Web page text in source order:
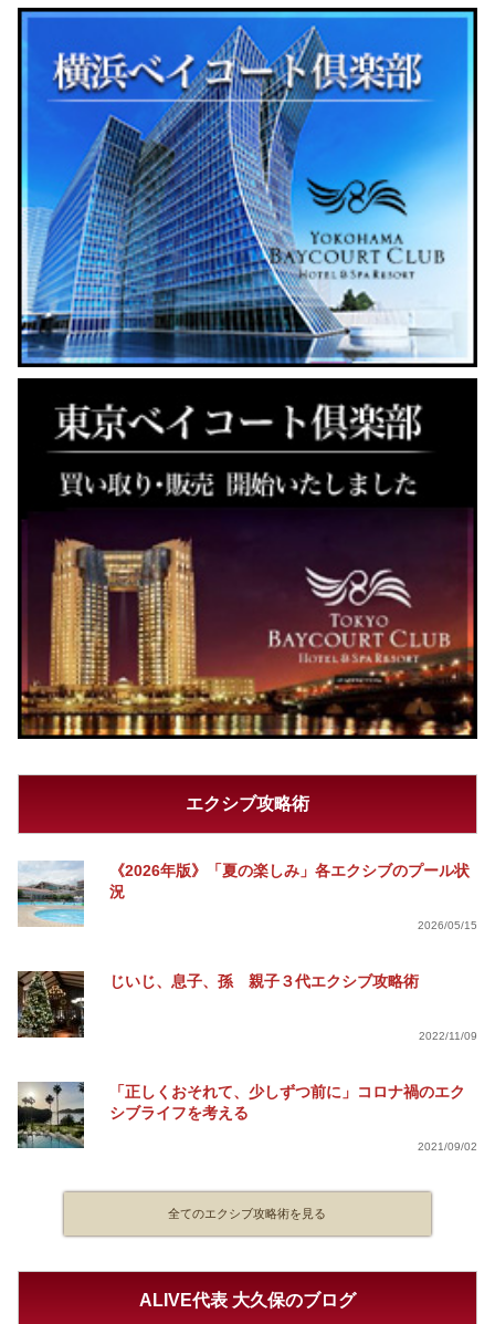
エクシブ攻略術
《2026年版》「夏の楽しみ」各エクシブのプール状
況
2026/05/15
じいじ、息子、孫 親子３代エクシブ攻略術
2022/11/09
「正しくおそれて、少しずつ前に」コロナ禍のエク
シブライフを考える
2021/09/02
全てのエクシブ攻略術を見る
ALIVE代表 大久保のブログ